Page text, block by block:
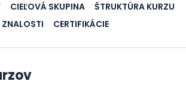
CIEĽOVÁ SKUPINA
ŠTRUKTÚRA KURZU
ZNALOSTI
CERTIFIKÁCIE